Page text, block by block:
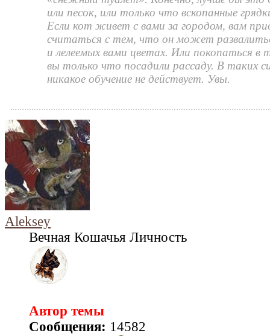
или песок, или только что вскопанные
Если кот живет с вами за городом, вам
считаться с тем, что он может
и лелеемых вами цветах. Или покопаться в
вы только что посадили рассаду. В таких
никакое обучение не действует. Увы.
Aleksey
Вечная Кошачья Личность
Автор темы
Сообщения: 14582